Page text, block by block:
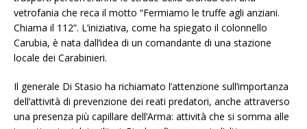
vetrofania che reca il motto “Fermiamo le truffe agli anziani.
Chiama il 112”. L’iniziativa, come ha spiegato il colonnello
Carubia, è nata dall’idea di un comandante di una stazione
locale dei Carabinieri.
Il generale Di Stasio ha richiamato l’attenzione sull’importanza
dell’attività di prevenzione dei reati predatori, anche attraverso
una presenza più capillare dell’Arma: attività che si somma alle